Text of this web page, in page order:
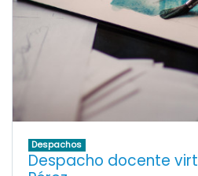
Despachos
Despacho docente